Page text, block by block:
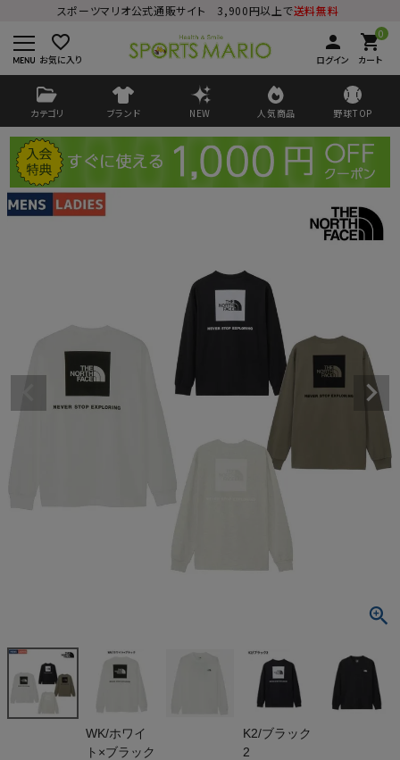
スポーツマリオ公式通販サイト 3,900円以上で送料無料
favorite_border
お気に入り
person
ログイン
0
shopping_cart
カート
カテゴリ ブランド NEW 人気商品 野球TOP
ログイン
商品が見つからない方はこちら
ックスクエア
ロゴティー T
HE NORTH F
(税込)
WK/ホワイ
ト×ブラック
K2/ブラック
2